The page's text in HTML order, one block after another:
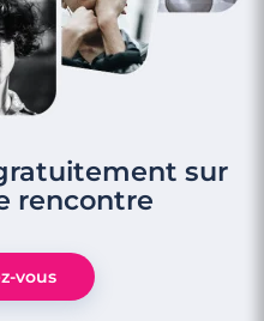
sur
rencontre
vous